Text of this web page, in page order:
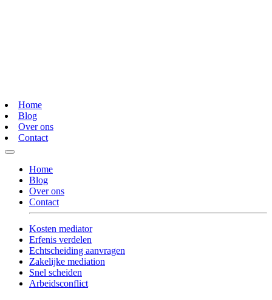
Home
Blog
Over ons
Contact
Home
Blog
Over ons
Contact
Kosten mediator
Erfenis verdelen
Echtscheiding aanvragen
Zakelijke mediation
Snel scheiden
Arbeidsconflict